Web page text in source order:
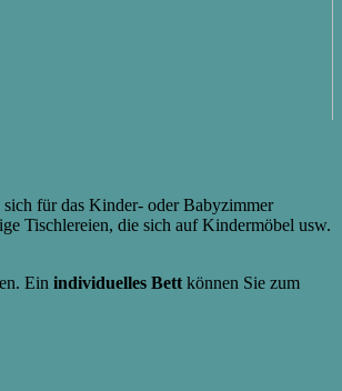
sich für das Kinder- oder Babyzimmer
Tischlereien, die sich auf Kindermöbel usw.
Ein individuelles Bett können Sie zum